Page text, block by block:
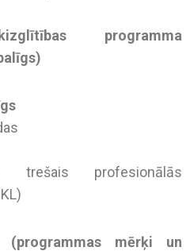
programma
trešais profesionālās
(programmas mērķi un